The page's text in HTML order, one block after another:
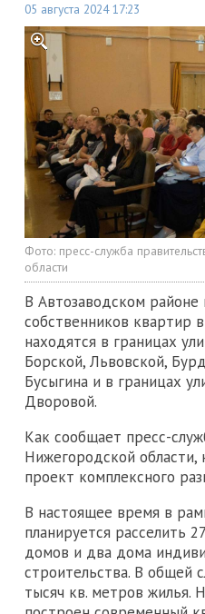
05 августа 2024 17:23
Фото: пресс-служба
области
В Автозаводском
собственников квартир
находятся в границах
Борской, Львовской,
Бусыгина и в границах
Дворовой.
Как сообщает пресс-
Нижегородской области,
проект комплексного
В настоящее время в
планируется расселить
домов и два дома
строительства. В общей
тысяч кв. метров жилья.